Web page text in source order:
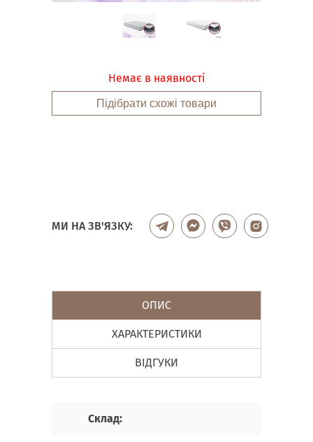
Немає в наявності
Підібрати схожі товари
МИ НА ЗВ'ЯЗКУ:
ОПИС
ХАРАКТЕРИСТИКИ
ВІДГУКИ
Склад: